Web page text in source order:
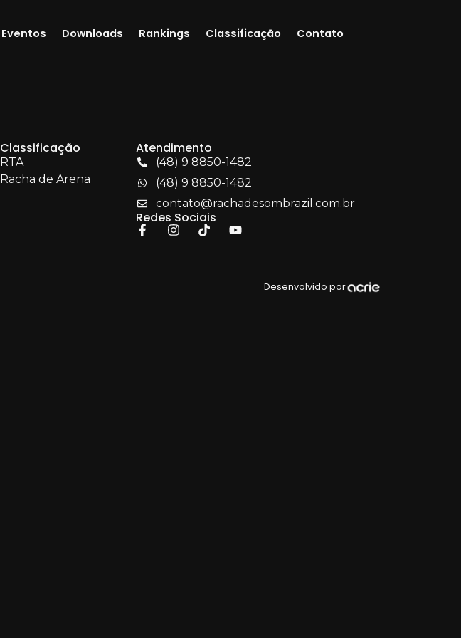
Eventos Downloads Rankings Classificação Contato
Classificação
RTA
Racha de Arena
Atendimento
(48) 9 8850-1482
(48) 9 8850-1482
contato@rachadesombrazil.com.br
Redes Sociais
Desenvolvido por